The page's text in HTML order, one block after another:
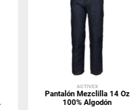
ACTIVEX
Pantalón Mezclilla 14 Oz
100% Algodón